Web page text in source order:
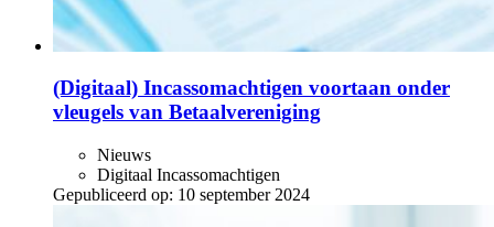
(Digitaal) Incassomachtigen voortaan onder
vleugels van Betaalvereniging
Nieuws
Digitaal Incassomachtigen
Gepubliceerd op: 10 september 2024